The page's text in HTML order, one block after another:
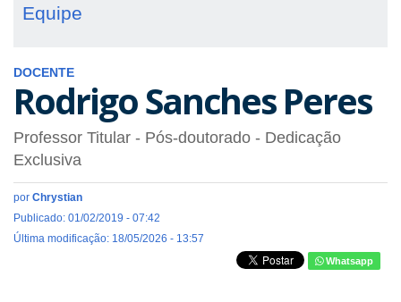
Equipe
DOCENTE
Rodrigo Sanches Peres
Professor Titular - Pós-doutorado - Dedicação
Exclusiva
por Chrystian
Publicado: 01/02/2019 - 07:42
Última modificação: 18/05/2026 - 13:57
Whatsapp